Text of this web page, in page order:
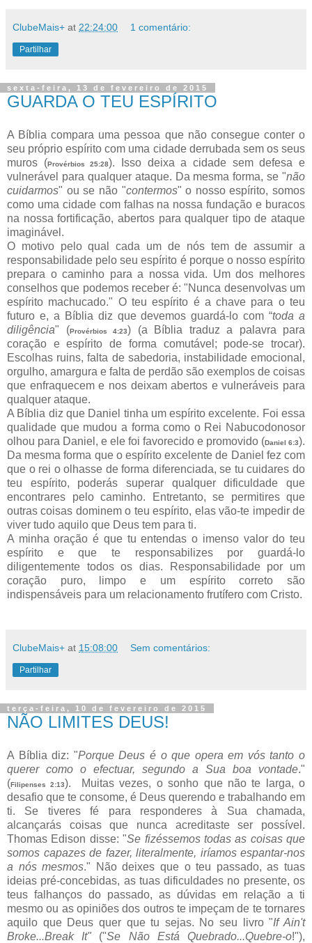
ClubeMais+ at 22:24:00 1 comentário:
Partilhar
sexta-feira, 13 de fevereiro de 2015
GUARDA O TEU ESPÍRITO
A Bíblia compara uma pessoa que não consegue conter o
seu próprio espírito com uma cidade derrubada sem os seus
muros (Provérbios 25:28). Isso deixa a cidade sem defesa e
vulnerável para qualquer ataque. Da mesma forma, se "não
cuidarmos" ou se não "contermos" o nosso espírito, somos
como uma cidade com falhas na nossa fundação e buracos
na nossa fortificação, abertos para qualquer tipo de ataque
imaginável.
O motivo pelo qual cada um de nós tem de assumir a
responsabilidade pelo seu espírito é porque o nosso espírito
prepara o caminho para a nossa vida. Um dos melhores
conselhos que podemos receber é: "Nunca desenvolvas um
espírito machucado." O teu espírito é a chave para o teu
futuro e, a Bíblia diz que devemos guardá-lo com “toda a
diligência" (Provérbios 4:23) (a Bíblia traduz a palavra para
coração e espírito de forma comutável; pode-se trocar).
Escolhas ruins, falta de sabedoria, instabilidade emocional,
orgulho, amargura e falta de perdão são exemplos de coisas
que enfraquecem e nos deixam abertos e vulneráveis para
qualquer ataque.
A Bíblia diz que Daniel tinha um espírito excelente. Foi essa
qualidade que mudou a forma como o Rei Nabucodonosor
olhou para Daniel, e ele foi favorecido e promovido (Daniel 6:3).
Da mesma forma que o espírito excelente de Daniel fez com
que o rei o olhasse de forma diferenciada, se tu cuidares do
teu espírito, poderás superar qualquer dificuldade que
encontrares pelo caminho. Entretanto, se permitires que
outras coisas dominem o teu espírito, elas vão-te impedir de
viver tudo aquilo que Deus tem para ti.
A minha oração é que tu entendas o imenso valor do teu
espírito e que te responsabilizes por guardá-lo
diligentemente todos os dias. Responsabilidade por um
coração puro, limpo e um espírito correto são
indispensáveis para um relacionamento frutífero com Cristo.
ClubeMais+ at 15:08:00 Sem comentários:
Partilhar
terça-feira, 10 de fevereiro de 2015
NÃO LIMITES DEUS!
A Bíblia diz: "Porque Deus é o que opera em vós tanto o
querer como o efectuar, segundo a Sua boa vontade."
(Filipenses 2:13). Muitas vezes, o sonho que não te larga, o
desafio que te consome, é Deus querendo e trabalhando em
ti. Se tiveres fé para responderes à Sua chamada,
alcançarás coisas que nunca acreditaste ser possível.
Thomas Edison disse: "Se fizéssemos todas as coisas que
somos capazes de fazer, literalmente, iríamos espantar-nos
a nós mesmos." Não deixes que o teu passado, as tuas
ideias pré-concebidas, as tuas dificuldades no presente, os
teus falhanços do passado, as dúvidas em relação a ti
mesmo ou as opiniões dos outros te impeçam de te tornares
aquilo que Deus quer que tu sejas. No seu livro "If Ain't
Broke...Break It" ("Se Não Está Quebrado...Quebre-o!"),